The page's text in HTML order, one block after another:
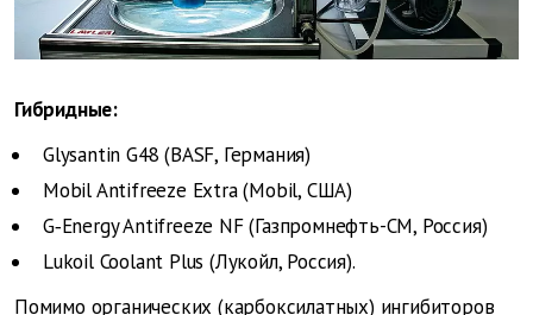
Гибридные:
Glysantin G48 (BASF, Германия)
Mobil Antifreeze Extra (Mobil, США)
G‑Energy Antifreeze NF (Газпромнефть-СМ, Россия)
Lukoil Coolant Plus (Лукойл, Россия).
Помимо органических (карбоксилатных) ингибиторов